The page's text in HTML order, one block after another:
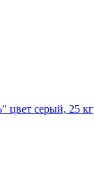
цвет серый, 25 кг